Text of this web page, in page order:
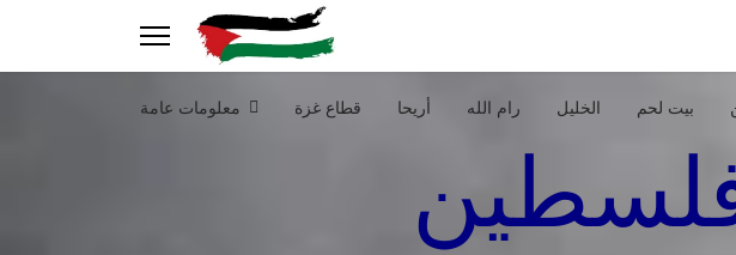
معلومات عامة قطاع غزة أريحا رام الله الخليل بيت لحم